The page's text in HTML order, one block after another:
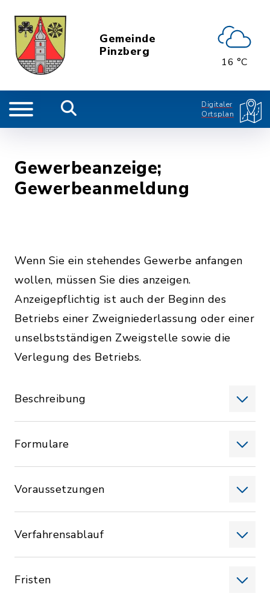
Gemeinde
Pinzberg
16 °C
Digitaler
Ortsplan
Gewerbeanzeige;
Gewerbeanmeldung
Wenn Sie ein stehendes Gewerbe anfangen
wollen, müssen Sie dies anzeigen.
Anzeigepflichtig ist auch der Beginn des
Betriebs einer Zweigniederlassung oder einer
unselbstständigen Zweigstelle sowie die
Verlegung des Betriebs.
Beschreibung
Formulare
Voraussetzungen
Verfahrensablauf
Fristen